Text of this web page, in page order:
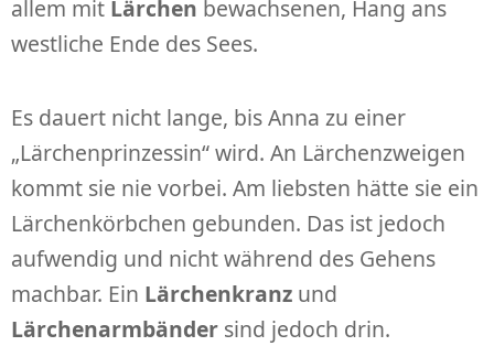
allem mit Lärchen bewachsenen, Hang ans
westliche Ende des Sees.
Es dauert nicht lange, bis Anna zu einer
„Lärchenprinzessin“ wird. An Lärchenzweigen
kommt sie nie vorbei. Am liebsten hätte sie ein
Lärchenkörbchen gebunden. Das ist jedoch
aufwendig und nicht während des Gehens
machbar. Ein Lärchenkranz und
Lärchenarmbänder sind jedoch drin.